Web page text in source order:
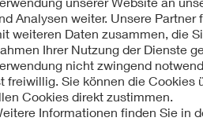
Höherauslastung einen
Volatilität ihrer Einspeisung
bringt die zeitliche Volatilität
der Betriebsmittel in
werden.